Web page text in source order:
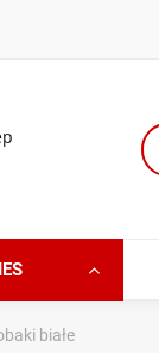
białe